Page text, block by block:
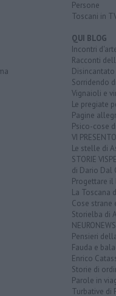
Persone
Toscani in
QUI BLOG
Incontri
Racconti
Sorridendo
Vignaioli e
Le pregiate
Pagine
Psico-cose
VI
Le stelle di
STORIE
di Dario Dal
Progettare il
La Toscana
Cose strane
Storielba di
Pensieri
Fauda e
Enrico
Storie di
Parole in
Turbative di